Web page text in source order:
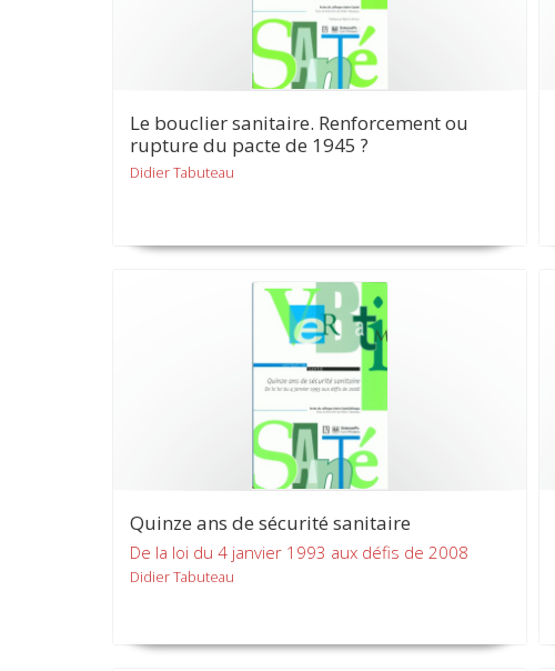
Le bouclier sanitaire. Renforcement ou
rupture du pacte de 1945 ?
Didier Tabuteau
Quinze ans de sécurité sanitaire
De la loi du 4 janvier 1993 aux défis de 2008
Didier Tabuteau